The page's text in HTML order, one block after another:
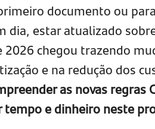
documento ou
dia, estar atualizado
chegou trazendo
e na redução dos
as novas regras
tempo e dinheiro neste